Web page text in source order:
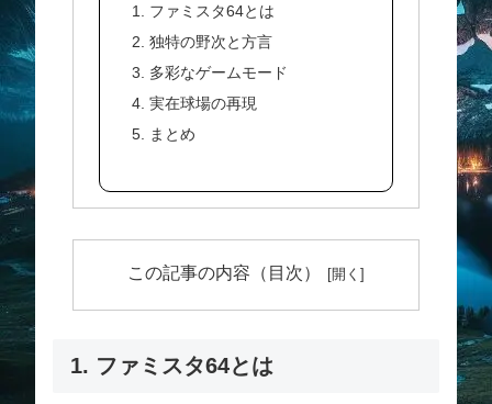
1. ファミスタ64とは
2. 独特の野次と方言
3. 多彩なゲームモード
4. 実在球場の再現
5. まとめ
この記事の内容（目次）
1. ファミスタ64とは